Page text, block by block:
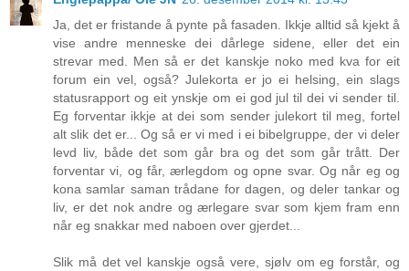
Ja, det er fristande å pynte på fasaden. Ikkje alltid så kjekt å
vise andre menneske dei dårlege sidene, eller det ein
strevar med. Men så er det kanskje noko med kva for eit
forum ein vel, også? Julekorta er jo ei helsing, ein slags
statusrapport og eit ynskje om ei god jul til dei vi sender til.
Eg forventar ikkje at dei som sender julekort til meg, fortel
alt slik det er... Og så er vi med i ei bibelgruppe, der vi deler
levd liv, både det som går bra og det som går trått. Der
forventar vi, og får, ærlegdom og opne svar. Og når eg og
kona samlar saman trådane for dagen, og deler tankar og
liv, er det nok andre og ærlegare svar som kjem fram enn
når eg snakkar med naboen over gjerdet...
Slik må det vel kanskje også vere, sjølv om eg forstår, og